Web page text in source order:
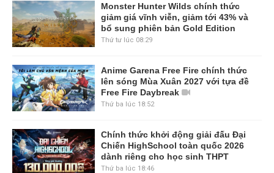
Monster Hunter Wilds chính thức
giảm giá vĩnh viễn, giảm tới 43% và
bổ sung phiên bản Gold Edition
Thứ tư lúc 08:29
Anime Garena Free Fire chính thức
lên sóng Mùa Xuân 2027 với tựa đề
Free Fire Daybreak
Thứ ba lúc 18:52
Chính thức khởi động giải đấu Đại
Chiến HighSchool toàn quốc 2026
dành riêng cho học sinh THPT
Thứ ba lúc 18:46